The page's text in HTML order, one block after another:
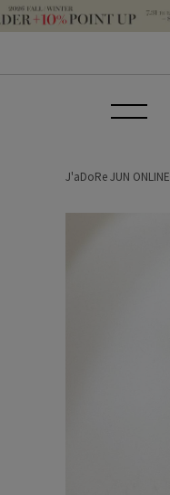
J'aDoRe JUN ONLINE